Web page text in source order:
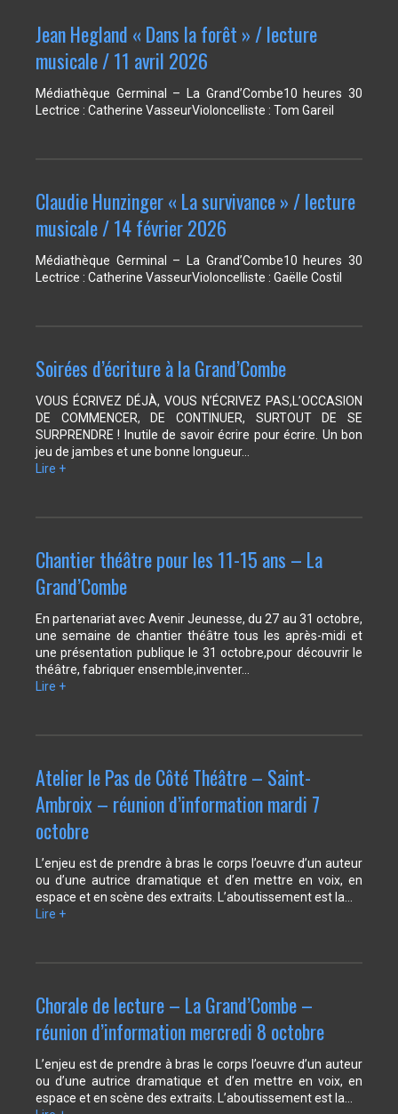
Jean Hegland « Dans la forêt » / lecture
musicale / 11 avril 2026
Médiathèque Germinal – La Grand’Combe10 heures 30
Lectrice : Catherine VasseurVioloncelliste : Tom Gareil
Claudie Hunzinger « La survivance » / lecture
musicale / 14 février 2026
Médiathèque Germinal – La Grand’Combe10 heures 30
Lectrice : Catherine VasseurVioloncelliste : Gaëlle Costil
Soirées d’écriture à la Grand’Combe
VOUS ÉCRIVEZ DÉJÀ, VOUS N’ÉCRIVEZ PAS,L’OCCASION
DE COMMENCER, DE CONTINUER, SURTOUT DE SE
SURPRENDRE ! Inutile de savoir écrire pour écrire. Un bon
jeu de jambes et une bonne longueur…
Lire +
Chantier théâtre pour les 11-15 ans – La
Grand’Combe
En partenariat avec Avenir Jeunesse, du 27 au 31 octobre,
une semaine de chantier théâtre tous les après-midi et
une présentation publique le 31 octobre,pour découvrir le
théâtre, fabriquer ensemble,inventer…
Lire +
Atelier le Pas de Côté Théâtre – Saint-
Ambroix – réunion d’information mardi 7
octobre
L’enjeu est de prendre à bras le corps l’oeuvre d’un auteur
ou d’une autrice dramatique et d’en mettre en voix, en
espace et en scène des extraits. L’aboutissement est la…
Lire +
Chorale de lecture – La Grand’Combe –
réunion d’information mercredi 8 octobre
L’enjeu est de prendre à bras le corps l’oeuvre d’un auteur
ou d’une autrice dramatique et d’en mettre en voix, en
espace et en scène des extraits. L’aboutissement est la…